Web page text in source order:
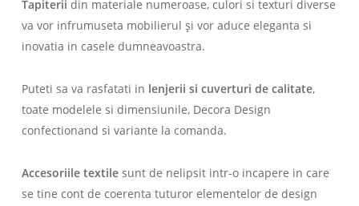
Tapiterii din materiale numeroase, culori si texturi diverse
va vor infrumuseta mobilierul și vor aduce eleganta si
inovatia in casele dumneavoastra.
Puteti sa va rasfatati in lenjerii si cuverturi de calitate,
toate modelele si dimensiunile, Decora Design
confectionand si variante la comanda.
Accesoriile textilesunt de nelipsit intr-o incapere in care
se tine cont de coerenta tuturor elementelor de design